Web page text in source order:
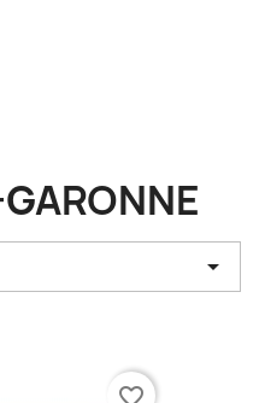

favorite_border